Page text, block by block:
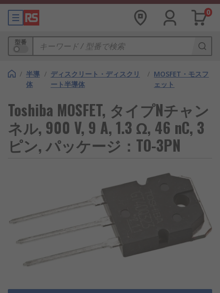
0
型番
/ 半導
体
/ ディスクリート・ディスクリ
ート半導体
/ MOSFET・モスフ
ェット
Toshiba MOSFET, タイプNチャン
ネル, 900 V, 9 A, 1.3 Ω, 46 nC, 3
ピン, パッケージ：TO-3PN